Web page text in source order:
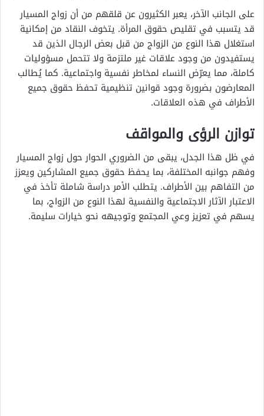
على الجانب الآخر، يعبر الكثيرون عن قلقهم من أن زواج المسيار
قد يتسبب في تقليص حقوق المرأة. يتخوف النقاد من إمكانية
استغلال هذا النوع من الزواج من قبل بعض الرجال الذين قد
يستفيدون من وجود علاقات غير ملتزمة ولا تتحمل مسؤوليات
كاملة، مما يعرّض النساء لمخاطر نفسية واجتماعية. كما يُطالب
المعارضون بضرورة وجود قوانين تنظيمية تحفظ حقوق جميع
الأطراف في هذه العلاقات.
توازن الرؤى والمواقف
في ظل هذا الجدل، يبقى من الضروري الحوار حول زواج المسيار
وفهم جوانبه المختلفة، بما يحفظ حقوق جميع المشاركين ويعزز
من التفاهم بين الأطراف. يتطلب الأمر دراسة شاملة تأخذ في
الاعتبار الآثار الاجتماعية والنفسية لهذا النوع من الزواج، بما
يسهم في تعزيز وعي المجتمع وتوجيهه نحو خيارات سليمة.